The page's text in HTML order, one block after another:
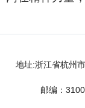
地址:浙江省杭州
邮编：